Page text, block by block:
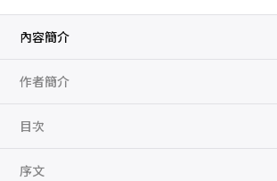
內容簡介
作者簡介
目次
序文